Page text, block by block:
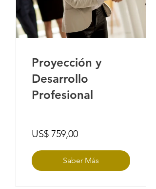
Proyección y
Desarrollo
Profesional
US$ 759,00
Saber Más